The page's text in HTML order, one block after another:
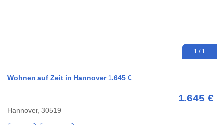
1 / 1
Wohnen auf Zeit in Hannover 1.645 €
1.645 €
Hannover, 30519